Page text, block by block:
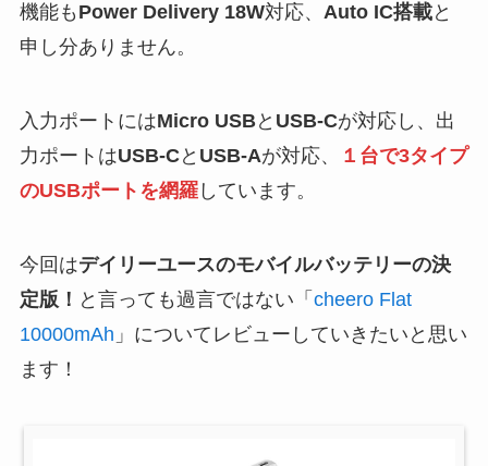
機能も Power Delivery 18W対応、 Auto IC搭載と
申し分ありません。
入力ポートにはMicro USBと USB-Cが対応し、出
力ポートはUSB-Cと USB-Aが対応、
１台で3タイプ
のUSBポートを網羅しています。
今回はデイリーユースのモバイルバッテリーの決
定版！ と言っても過言ではない「 cheero Flat
10000mAh 」についてレビューしていきたいと思い
ます！